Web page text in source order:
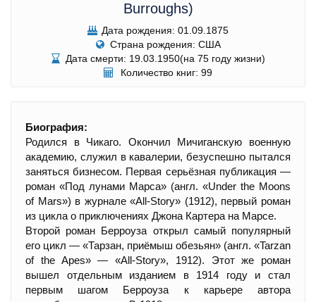
Burroughs)
Дата рождения: 01.09.1875
Страна рождения: США
Дата смерти: 19.03.1950(на 75 году жизни)
Количество книг: 99
Биография:
Родился в Чикаго. Окончил Мичиганскую военную
академию, служил в кавалерии, безуспешно пытался
заняться бизнесом. Первая серьёзная публикация —
роман «Под лунами Марса» (англ. «Under the Moons
of Mars») в журнале «All-Story» (1912), первый роман
из цикла о приключениях Джона Картера на Марсе.
Второй роман Берроуза открыл самый популярный
его цикл — «Тарзан, приёмыш обезьян» (англ. «Tarzan
of the Apes» — «All-Story», 1912). Этот же роман
вышел отдельным изданием в 1914 году и стал
первым шагом Берроуза к карьере автора